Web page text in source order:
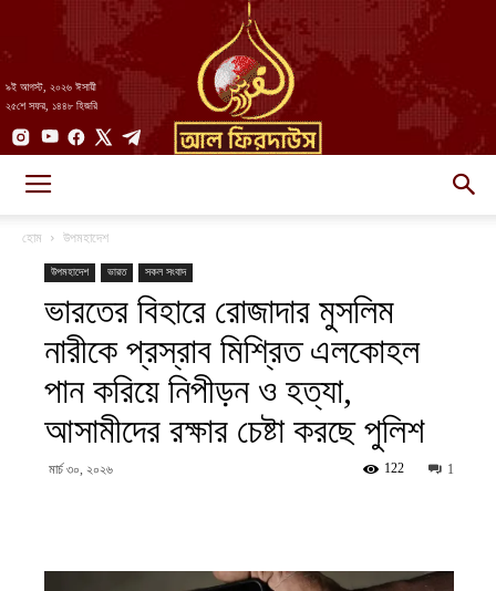
৯ই আগস্ট, ২০২৬ ঈসায়ী
২৫শে সফর, ১৪৪৮ হিজরি
||
আল-
হোম উপমহাদেশ
উপমহাদেশ ভারত সকল সংবাদ
ভারতের বিহারে রোজাদার মুসলিম
নারীকে প্রস্রাব মিশ্রিত এলকোহল
পান করিয়ে নিপীড়ন ও হত্যা,
আসামীদের রক্ষার চেষ্টা করছে পুলিশ
মার্চ ৩০, ২০২৬ 1
122